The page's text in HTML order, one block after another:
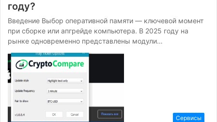
году?
Введение Выбор оперативной памяти — ключевой момент
при сборке или апгрейде компьютера. В 2025 году на
рынке одновременно представлены модули…
Сервисы